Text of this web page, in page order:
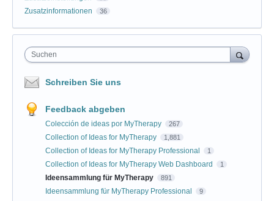
Zusatzinformationen 36
Suchen
Schreiben Sie uns
Feedback abgeben
Colección de ideas por MyTherapy 267
Collection of Ideas for MyTherapy 1,881
Collection of Ideas for MyTherapy Professional 1
Collection of Ideas for MyTherapy Web Dashboard 1
Ideensammlung für MyTherapy 891
Ideensammlung für MyTherapy Professional 9